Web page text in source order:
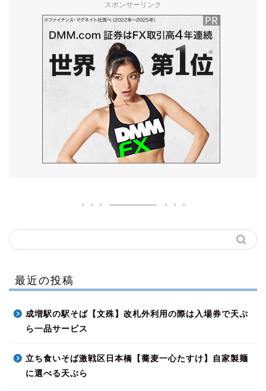
スポンサーリンク
最近の投稿
成増駅の駅そば【文殊】改札外利用の際は入場券で天ぷ
ら一品サービス
立ち食いそば激戦区日本橋【蕎麦一心たすけ】自家製麺
に選べる天ぷら